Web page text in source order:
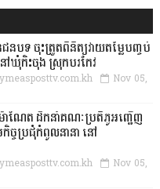
នបទ ចុះត្រួតពិនិត្យវាយតម្លៃបញ្ចប់
កិះចុង ស្រុកបរកែវ
Nov 05,
ាណែត ដឹកនាំគណៈប្រតិភូអញ្ជើញ
ច្ចប្រជុំកំពូលនានា នៅ
Nov 05,